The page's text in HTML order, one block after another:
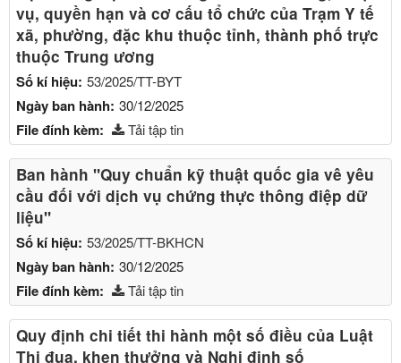
vụ, quyền hạn và cơ cấu tổ chức của Trạm Y tế
xã, phường, đặc khu thuộc tỉnh, thành phố trực
thuộc Trung ương
Số kí hiệu: 53/2025/TT-BYT
Ngày ban hành: 30/12/2025
File đính kèm: Tải tập tin
Ban hành "Quy chuẩn kỹ thuật quốc gia vê yêu
cầu đối với dịch vụ chứng thực thông điệp dữ
liệu"
Số kí hiệu: 53/2025/TT-BKHCN
Ngày ban hành: 30/12/2025
File đính kèm: Tải tập tin
Quy định chi tiết thi hành một số điều của Luật
Thi đua, khen thưởng và Nghị định số